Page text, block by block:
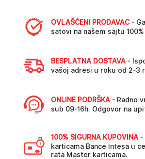
OVLAŠĆENI PRODAVAC-
satovi na našem sajtu
BESPLATNA DOSTAVA -
vašoj adresi u roku od 2-3
ONLINE PODRŠKA - Radno
sub 09-16h. Odgovor na
100% SIGURNA KUPOVINA -
karticama Bance Intesa u
rata Master karticama.